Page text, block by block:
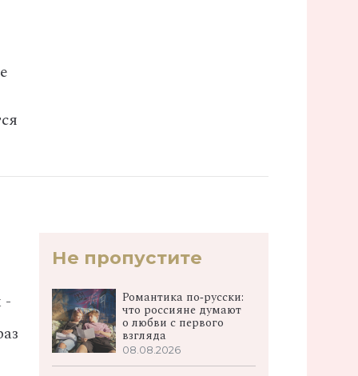
-
Не пропустите
Романтика по‑русски:
что россияне думают
о любви с первого
взгляда
08.08.2026